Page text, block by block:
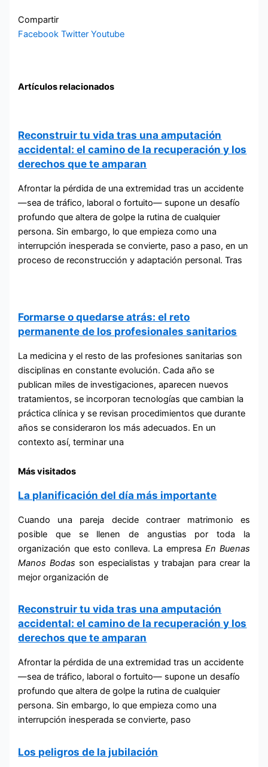
Compartir
Facebook Twitter Youtube
Artículos relacionados
Reconstruir tu vida tras una amputación
accidental: el camino de la recuperación y los
derechos que te amparan
Afrontar la pérdida de una extremidad tras un accidente
—sea de tráfico, laboral o fortuito— supone un desafío
profundo que altera de golpe la rutina de cualquier
persona. Sin embargo, lo que empieza como una
interrupción inesperada se convierte, paso a paso, en un
proceso de reconstrucción y adaptación personal. Tras
Formarse o quedarse atrás: el reto
permanente de los profesionales sanitarios
La medicina y el resto de las profesiones sanitarias son
disciplinas en constante evolución. Cada año se
publican miles de investigaciones, aparecen nuevos
tratamientos, se incorporan tecnologías que cambian la
práctica clínica y se revisan procedimientos que durante
años se consideraron los más adecuados. En un
contexto así, terminar una
Más visitados
La planificación del día más importante
Cuando una pareja decide contraer matrimonio es
posible que se llenen de angustias por toda la
organización que esto conlleva. La empresa En Buenas
Manos Bodas son especialistas y trabajan para crear la
mejor organización de
Reconstruir tu vida tras una amputación
accidental: el camino de la recuperación y los
derechos que te amparan
Afrontar la pérdida de una extremidad tras un accidente
—sea de tráfico, laboral o fortuito— supone un desafío
profundo que altera de golpe la rutina de cualquier
persona. Sin embargo, lo que empieza como una
interrupción inesperada se convierte, paso
Los peligros de la jubilación